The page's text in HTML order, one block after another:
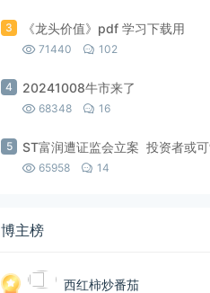
3 《龙头价值》pdf 学习下载用
71440 102
4 20241008牛市来了
68348 16
5 ST富润遭证监会立案 投资者或
65958 14
博主榜
西红柿炒番茄